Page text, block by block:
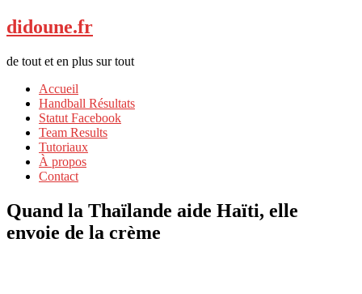
didoune.fr
de tout et en plus sur tout
Accueil
Handball Résultats
Statut Facebook
Team Results
Tutoriaux
À propos
Contact
Quand la Thaïlande aide Haïti, elle
envoie de la crème